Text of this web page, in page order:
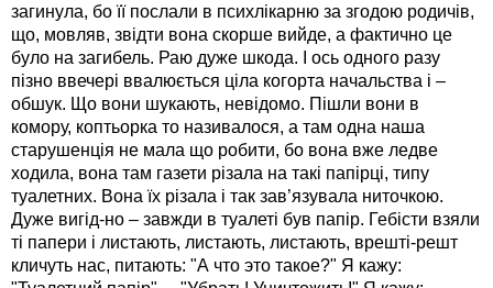
загинула, бо її послали в психлікарню за згодою родичів,
що, мовляв, звідти вона скорше вийде, а фактично це
було на загибель. Раю дуже шкода. І ось одного разу
пізно ввечері ввалюється ціла когорта начальства і –
обшук. Що вони шукають, невідомо. Пішли вони в
комору, коптьорка то називалося, а там одна наша
старушенція не мала що робити, бо вона вже ледве
ходила, вона там газети різала на такі папірці, типу
туалетних. Вона їх різала і так зав’язувала ниточкою.
Дуже вигід-но – завжди в туалеті був папір. Гебісти взяли
ті папери і листають, листають, листають, врешті-решт
кличуть нас, питають: "А что это такое?" Я кажу: